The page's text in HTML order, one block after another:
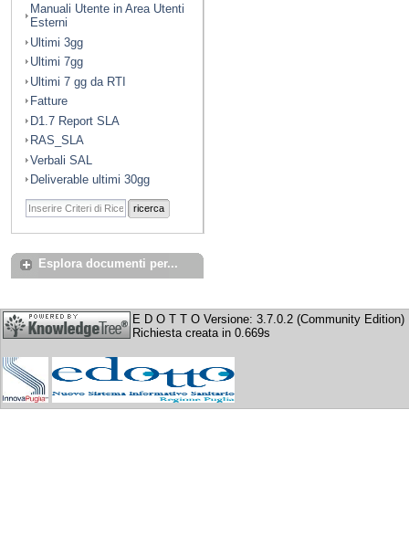
Manuali Utente in Area Utenti
Esterni
Ultimi 3gg
Ultimi 7gg
Ultimi 7 gg da RTI
Fatture
D1.7 Report SLA
RAS_SLA
Verbali SAL
Deliverable ultimi 30gg
ricerca
Esplora documenti per...
E D O T T O Versione: 3.7.0.2 (Community Edition)
Richiesta creata in 0.669s